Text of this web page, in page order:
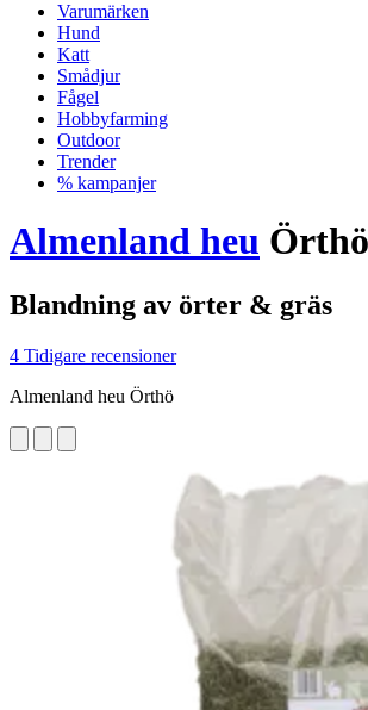
Varumärken
Hund
Katt
Smådjur
Fågel
Hobbyfarming
Outdoor
Trender
% kampanjer
Almenland heu
Blandning av örter & gräs
4 Tidigare recensioner
Almenland heu Örthö